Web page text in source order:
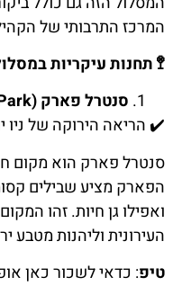
המרכז התרבותי של
🚏תחנותעיקריות
סנטרל פארק (Central Park)
✔️ הריאה הירוקה של ניו
סנטרל פארק הוא מקום
הפארק מציע שבילים
ואפילו גן חיות. זהו
העירונית וליהנות מטבע
טיפ: כדאי לשכור כאן